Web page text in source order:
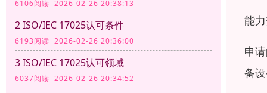
6106阅读 2026-02-26 20:38:13
2 ISO/IEC 17025认可条件
6193阅读 2026-02-26 20:36:00
3 ISO/IEC 17025认可领域
6037阅读 2026-02-26 20:34:52
能
申
备